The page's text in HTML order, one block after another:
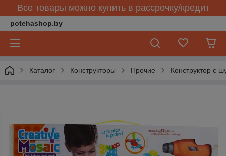
Все товары можно купить в рассрочку/кредит
potehashop.by
Каталог Конструкторы Прочие Конструктор с